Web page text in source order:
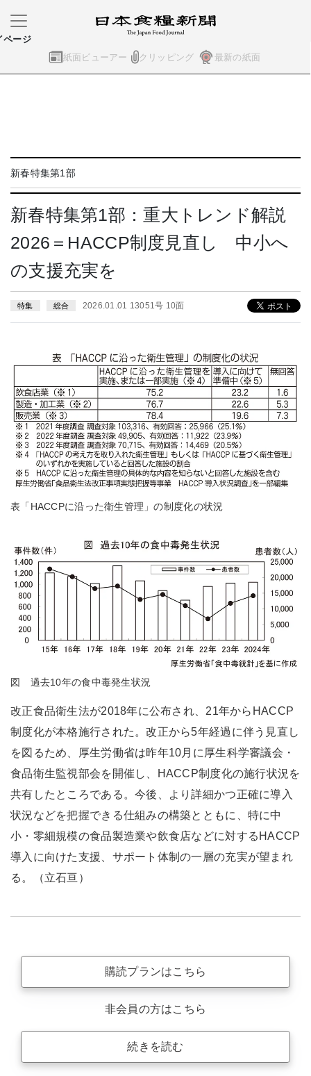
紙面ビューアー クリッピング 最新の紙面
ページ
新春特集第1部
新春特集第1部：重大トレンド解説
2026＝HACCP制度見直し 中小へ
の支援充実を
特集 総合 2026.01.01 13051号 10面
表「HACCPに沿った衛生管理」の制度化の状況
図 過去10年の食中毒発生状況
改正食品衛生法が2018年に公布され、21年からHACCP
制度化が本格施行された。改正から5年経過に伴う見直し
を図るため、厚生労働省は昨年10月に厚生科学審議会・
食品衛生監視部会を開催し、HACCP制度化の施行状況を
共有したところである。今後、より詳細かつ正確に導入
状況などを把握できる仕組みの構築とともに、特に中
小・零細規模の食品製造業や飲食店などに対するHACCP
導入に向けた支援、サポート体制の一層の充実が望まれ
る。（立石亘）
購読プランはこちら
非会員の方はこちら
続きを読む